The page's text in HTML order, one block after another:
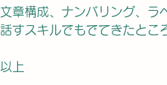
文章構成、ナンバリング、ラ
話すスキルでもでてきたとこ
以上